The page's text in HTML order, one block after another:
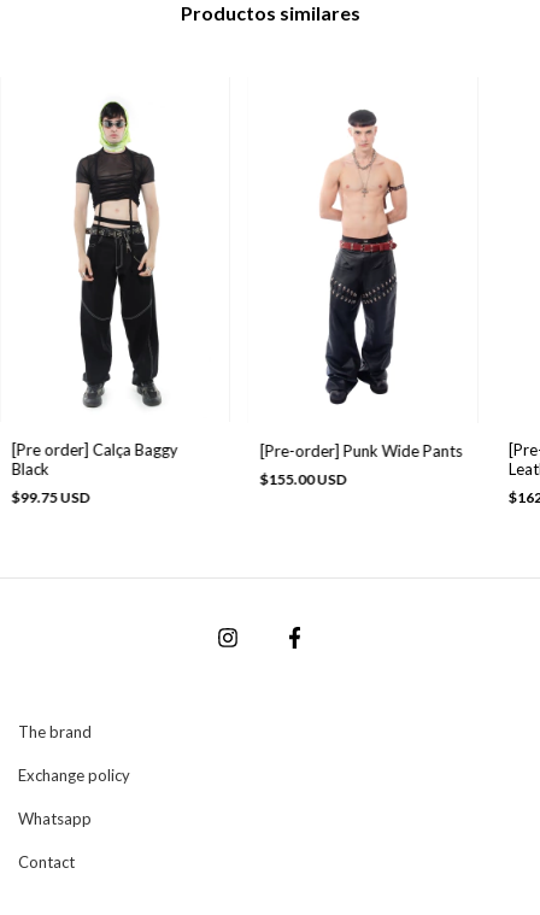
Productos similares
[Pre order] Calça Baggy
Black
$99.75 USD
[Pre-order] Punk Wide Pants
$155.00 USD
The brand
Exchange policy
Whatsapp
Contact